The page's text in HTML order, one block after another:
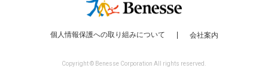
個人情報保護への取り組みについて 会社案内
Copyright © Benesse Corporation All rights reserved.